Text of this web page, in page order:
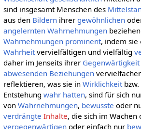
sind insgesamt Menschen des
aus den Bildernihrer gewöhnlichen
angelernten Wahrnehmungen
Wahrnehmungen prominent, indem sie
Wahrheitvervielfältigen und vielfältig
daher im Jenseits ihrer Gegenwärtigkeit
abwesenden Beziehungen
reflektieren, was sie in Wirklichkeitbzw.
Entstehung wahr hatten, sind für sich
von Wahrnehmungen, bewusste oder
verdrängte Inhalte, die sich im Wachen
vergegenwärtigenoder einfach nur